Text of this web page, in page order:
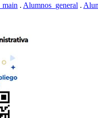
. Alumnos_general .